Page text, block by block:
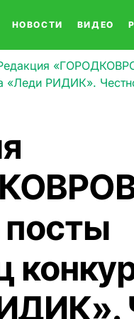
НОВОСТИ ВИДЕО
«Леди РИДИК».